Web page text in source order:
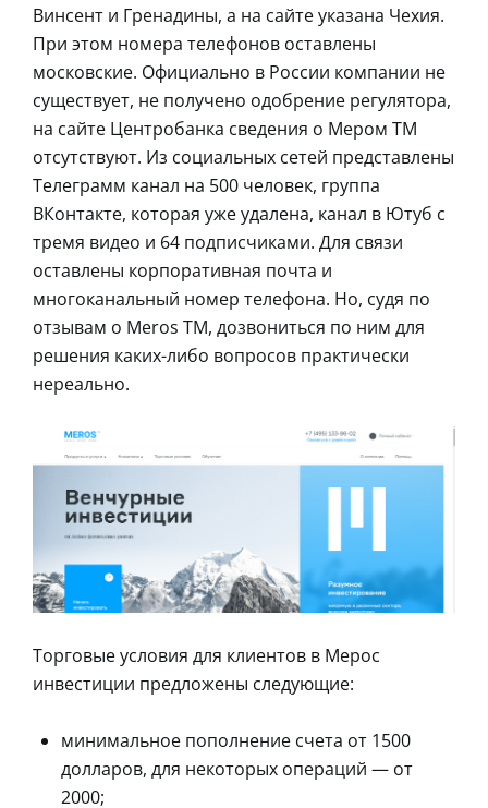
Винсент и Гренадины, а на сайте указана Чехия.
При этом номера телефонов оставлены
московские. Официально в России компании не
существует, не получено одобрение регулятора,
на сайте Центробанка сведения о Мером ТМ
отсутствуют. Из социальных сетей представлены
Телеграмм канал на 500 человек, группа
ВКонтакте, которая уже удалена, канал в Ютуб с
тремя видео и 64 подписчиками. Для связи
оставлены корпоративная почта и
многоканальный номер телефона. Но, судя по
отзывам о Meros TM, дозвониться по ним для
решения каких-либо вопросов практически
нереально.
Торговые условия для клиентов в Мерос
инвестиции предложены следующие:
минимальное пополнение счета от 1500
долларов, для некоторых операций — от
2000;